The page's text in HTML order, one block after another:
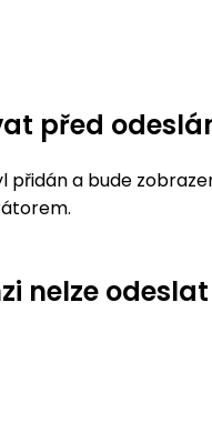
před
přidán a bude
nelze odeslat